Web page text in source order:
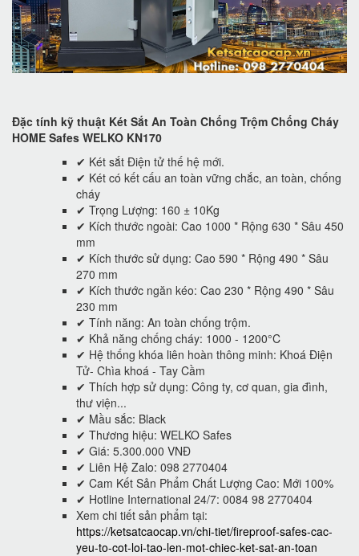
Đặc tính kỹ thuật Két Sắt An Toàn Chống Trộm Chống Cháy
HOME Safes WELKO KN170
✔ Két sắt Điện tử thế hệ mới.
✔ Két có kết cấu an toàn vững chắc, an toàn, chống
cháy
✔ Trọng Lượng: 160 ± 10Kg
✔ Kích thước ngoài: Cao 1000 * Rộng 630 * Sâu 450
mm
✔ Kích thước sử dụng: Cao 590 * Rộng 490 * Sâu
270 mm
✔ Kích thước ngăn kéo: Cao 230 * Rộng 490 * Sâu
230 mm
✔ Tính năng: An toàn chống trộm.
✔ Khả năng chống cháy: 1000 - 1200°C
✔ Hệ thống khóa liên hoàn thông minh: Khoá Điện
Tử- Chìa khoá - Tay Cầm
✔ Thích hợp sử dụng: Công ty, cơ quan, gia đình,
thư viện...
✔ Mầu sắc: Black
✔ Thương hiệu: WELKO Safes
✔ Giá: 5.300.000 VNĐ
✔ Liên Hệ Zalo: 098 2770404
✔ Cam Kết Sản Phẩm Chất Lượng Cao: Mới 100%
✔ Hotline International 24/7: 0084 98 2770404
Xem chi tiết sản phẩm tại:
https://ketsatcaocap.vn/chi-tiet/fireproof-safes-cac-
yeu-to-cot-loi-tao-len-mot-chiec-ket-sat-an-toan